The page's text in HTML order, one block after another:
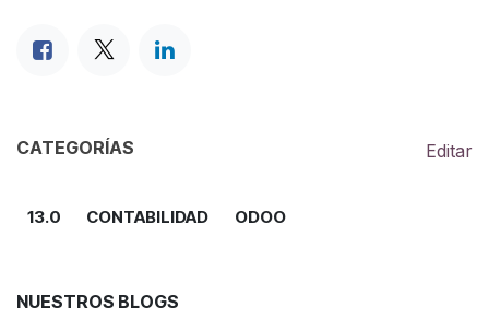
CATEGORÍAS Editar
13.0 CONTABILIDAD ODOO
NUESTROS BLOGS